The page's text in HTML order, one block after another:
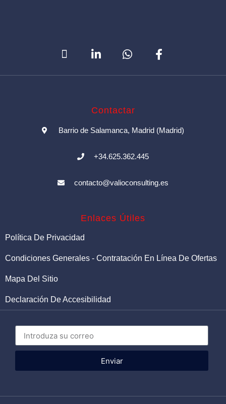
Contactar
Barrio de Salamanca, Madrid (Madrid)
+34.625.362.445
contacto@valioconsulting.es
Enlaces Útiles
Política De Privacidad
Condiciones Generales - Contratación En Línea De Ofertas
Mapa Del Sitio
Declaración De Accesibilidad
Enviar